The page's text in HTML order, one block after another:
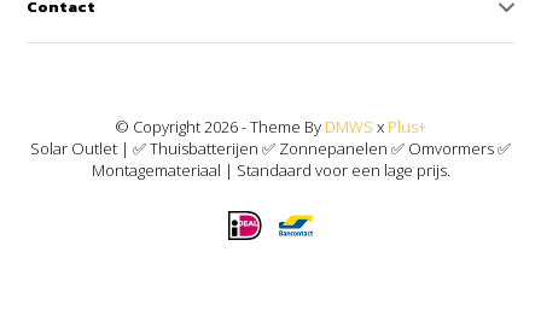
Contact
© Copyright 2026 - Theme By DMWS x Plus+
Solar Outlet | ✅ Thuisbatterijen ✅ Zonnepanelen ✅ Omvormers ✅
Montagemateriaal | Standaard voor een lage prijs.